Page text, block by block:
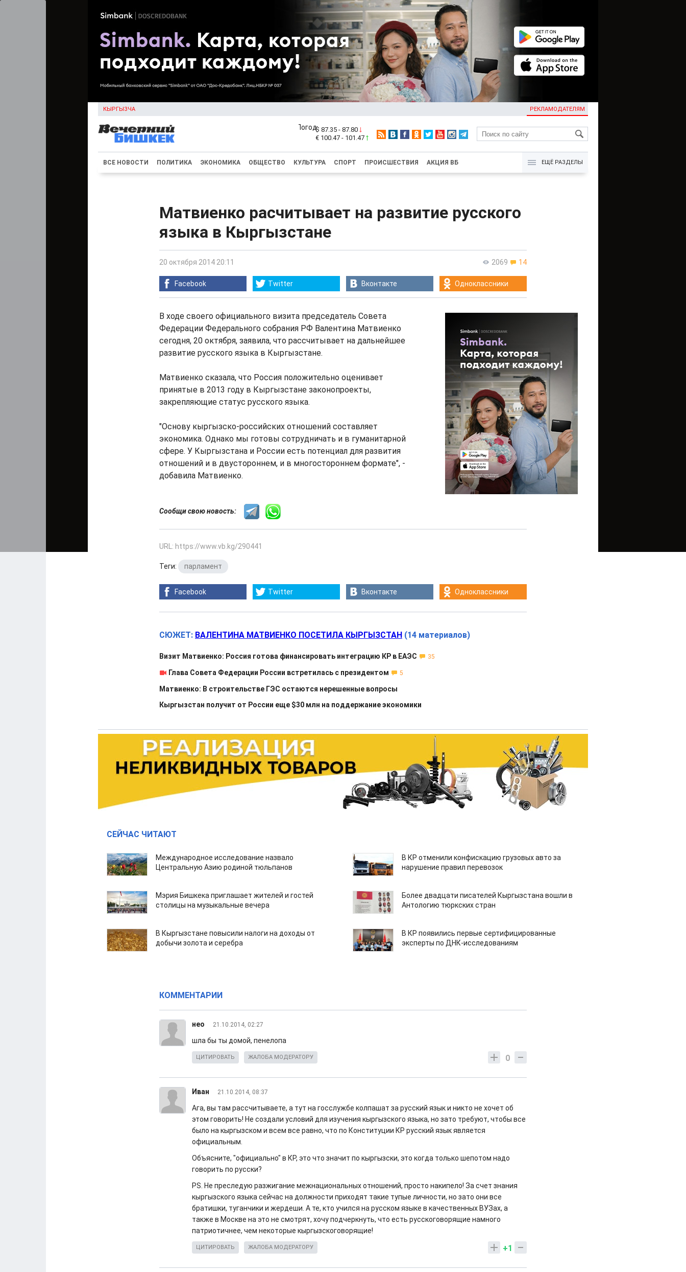
КЫРГЫЗЧА РЕКЛАМОДАТЕЛЯМ
KG
$ 87.35 - 87.80
€ 100.47 - 101.47
ВСЕ НОВОСТИ ПОЛИТИКА ЭКОНОМИКА ОБЩЕСТВО КУЛЬТУРА СПОРТ ПРОИСШЕСТВИЯ АКЦИЯ ВБ ЕЩЁ РАЗДЕЛЫ
Матвиенко расчитывает на развитие русского
языка в Кыргызстане
2069 14
20 октября 2014 20:11
Facebook Twitter Вконтакте Одноклассники
В ходе своего официального визита председатель Совета
Федерации Федерального собрания РФ Валентина Матвиенко
сегодня, 20 октября, заявила, что рассчитывает на дальнейшее
развитие русского языка в Кыргызстане.
Матвиенко сказала, что Россия положительно оценивает
принятые в 2013 году в Кыргызстане законопроекты,
закрепляющие статус русского языка.
"Основу кыргызско-российских отношений составляет
экономика. Однако мы готовы сотрудничать и в гуманитарной
сфере. У Кыргызстана и России есть потенциал для развития
отношений и в двустороннем, и в многостороннем формате", -
добавила Матвиенко.
Сообщи свою новость:
URL: https://www.vb.kg/290441
Теги: парламент
Facebook Twitter Вконтакте Одноклассники
СЮЖЕТ: ВАЛЕНТИНА МАТВИЕНКО ПОСЕТИЛА КЫРГЫЗСТАН (14 материалов)
Визит Матвиенко: Россия готова финансировать интеграцию КР в ЕАЭС 35
Глава Совета Федерации России встретилась с президентом 5
Матвиенко: В строительстве ГЭС остаются нерешенные вопросы
Кыргызстан получит от России еще $30 млн на поддержание экономики
СЕЙЧАС ЧИТАЮТ
Международное исследование назвало
Центральную Азию родиной тюльпанов
В КР отменили конфискацию грузовых авто за
нарушение правил перевозок
Мэрия Бишкека приглашает жителей и гостей
столицы на музыкальные вечера
Более двадцати писателей Кыргызстана вошли в
Антологию тюркских стран
В Кыргызстане повысили налоги на доходы от
добычи золота и серебра
В КР появились первые сертифицированные
эксперты по ДНК-исследованиям
КОММЕНТАРИИ
нео 21.10.2014, 02:27
шла бы ты домой, пенелопа
0
ЦИТИРОВАТЬ ЖАЛОБА МОДЕРАТОРУ
Иван 21.10.2014, 08:37
Ага, вы там рассчитываете, а тут на госслужбе колпашат за русский язык и никто не хочет об
этом говорить! Не создали условий для изучения кыргызского языка, но зато требуют, чтобы все
было на кыргызском и всем все равно, что по Конституции КР русский язык является
официальным.
Объясните, "официально" в КР, это что значит по кыргызски, это когда только шепотом надо
говорить по русски?
PS. Не преследую разжигание межнациональных отношений, просто накипело! За счет знания
кыргызского языка сейчас на должности приходят такие тупые личности, но зато они все
братишки, туганчики и жердеши. А те, кто учился на русском языке в качественных ВУЗах, а
также в Москве на это не смотрят, хочу подчеркнуть, что есть русскоговорящие намного
патриотичнее, чем некоторые кыргызскоговорящие!
+1
ЦИТИРОВАТЬ ЖАЛОБА МОДЕРАТОРУ